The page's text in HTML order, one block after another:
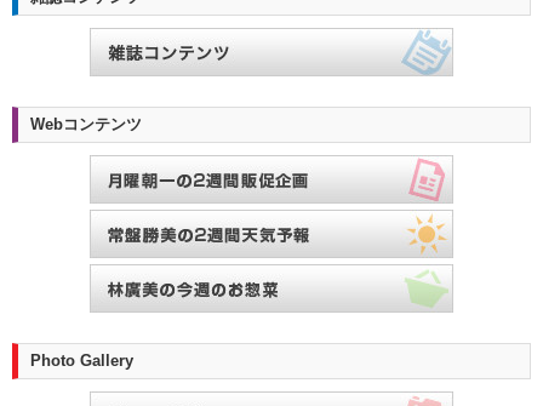
Webコンテンツ
Photo Gallery